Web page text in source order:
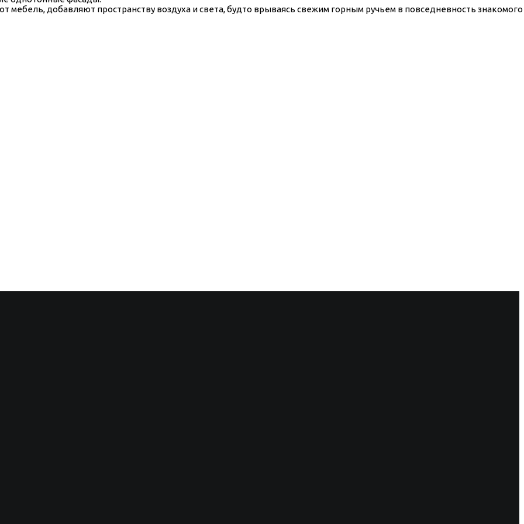
добавляют пространству воздуха и света, будто врываясь свежим горным ручьем в повседневность знакомого